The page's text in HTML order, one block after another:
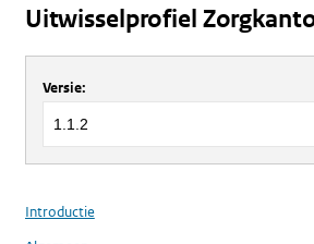
Uitwisselprofiel
Over Uitwisselprofiel
Versie:
Introductie